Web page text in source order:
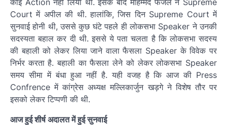
Court में अपील की थी. हालांकि, जिस दिन Supreme Court में
सुनवाई होनी थी, उससे कुछ घंटे पहले ही लोकसभा Speaker ने उनकी
सदस्यता बहाल कर दी थी. इससे ये पता चलता है कि लोकसभा सदस्य
की बहाली को लेकर लिया जाने वाला फैसला Speaker के विवेक पर
निर्भर करता है. बहाली का फैसला लेने को लेकर लोकसभा Speaker
समय सीमा में बंधा हुआ नहीं है. यही वजह है कि आज की Press
Confrence में कांग्रेस अध्यक्ष मल्लिकार्जुन खड़गे ने विशेष तौर पर
इसको लेकर टिप्पणी की थी.
आज हुई शीर्ष अदालत में हुई सुनवाई